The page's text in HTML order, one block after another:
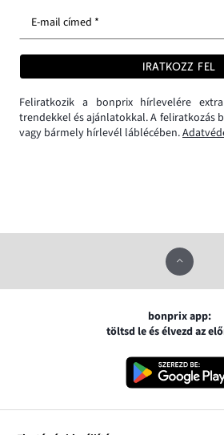
E-mail címed *
IRATKOZZ FEL
Feliratkozik a bonprix hírlevelére
trendekkel és ajánlatokkal. A feliratkozás
vagy bármely hírlevél láblécében.
bonprix app:
töltsd le és élvezd az